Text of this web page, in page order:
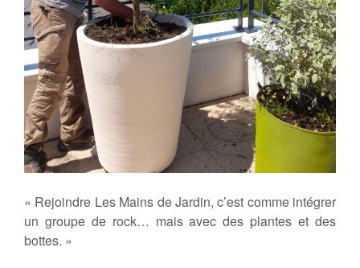
« Rejoindre Les Mains de Jardin, c’est comme intégrer
un groupe de rock… mais avec des plantes et des
bottes. »